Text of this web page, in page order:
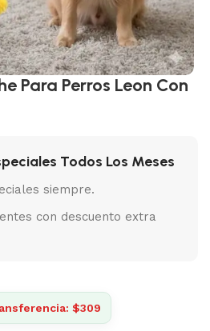
Para Perros Leon Con
Todos Los Meses
siempre.
con descuento extra
$309